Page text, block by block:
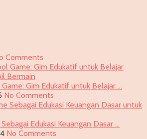
Comments
Gim Edukatif untuk Belajar …
No Comments
Edukasi Keuangan Dasar …
No Comments